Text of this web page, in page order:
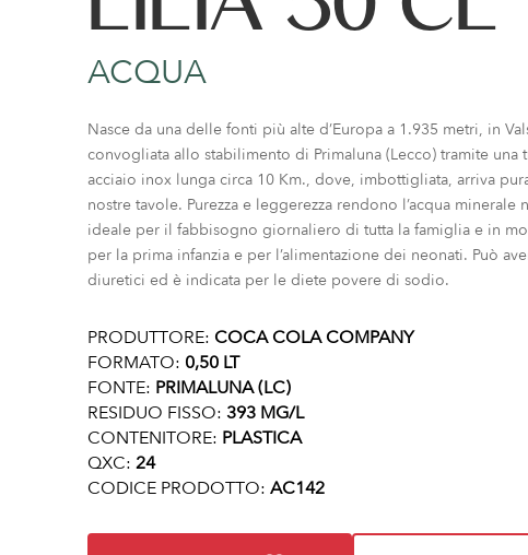
ACQUA
Nasce da una delle fonti più alte d’Europa a 1.935 metri, in
convogliata allo stabilimento di Primaluna (Lecco) tramite una
acciaio inox lunga circa 10 Km., dove, imbottigliata, arriva
nostre tavole. Purezza e leggerezza rendono l’acqua minerale
ideale per il fabbisogno giornaliero di tutta la famiglia e in
per la prima infanzia e per l’alimentazione dei neonati. Può
diuretici ed è indicata per le diete povere di sodio.
PRODUTTORE: COCA COLA COMPANY
FORMATO: 0,50 LT
FONTE: PRIMALUNA (LC)
RESIDUO FISSO: 393 MG/L
CONTENITORE: PLASTICA
QXC: 24
CODICE PRODOTTO: AC142